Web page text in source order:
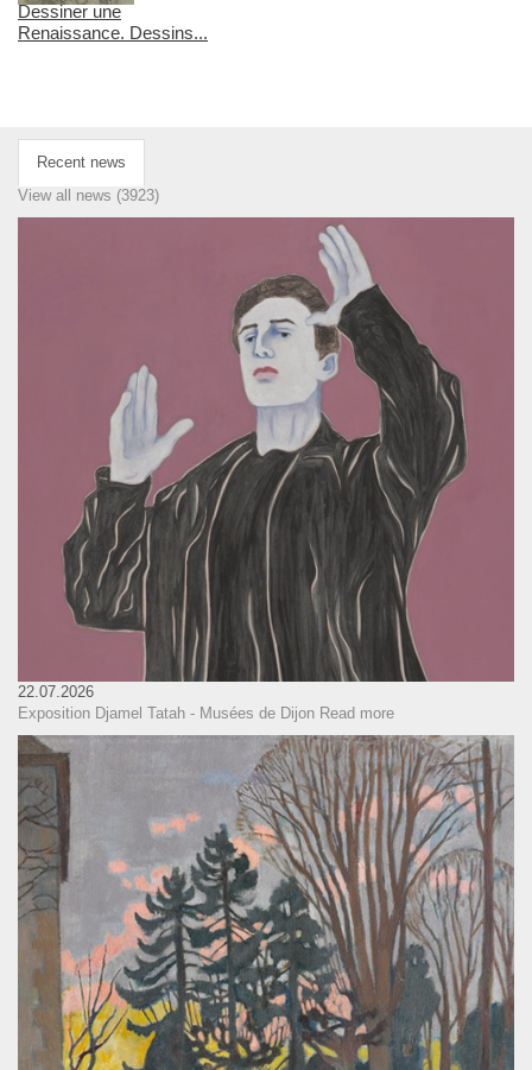
Dessiner une
Renaissance. Dessins...
Recent news
View all news (3923)
22.07.2026
Exposition Djamel Tatah - Musées de Dijon Read more